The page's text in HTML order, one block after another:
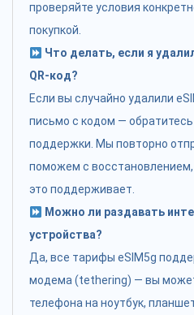
проверяйте условия
покупкой.
Что делать, если я
QR-код?
Если вы случайно удалили
письмо с кодом —
поддержки. Мы повторно
поможем с
это поддерживает.
Можно ли раздавать
устройства?
Да, все тарифы eSIM5g
модема (tethering) — вы
телефона на ноутбук,